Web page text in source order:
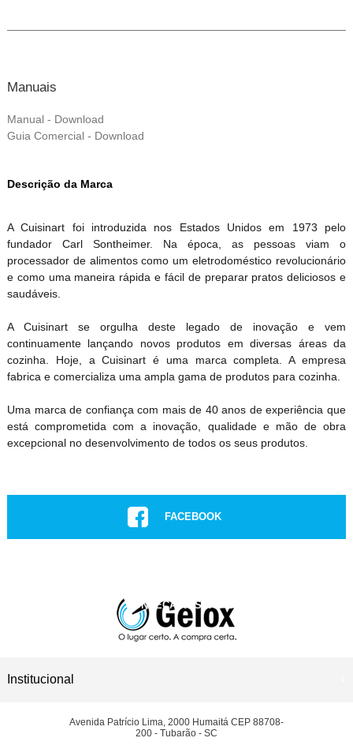
Manuais
Manual - Download
Guia Comercial - Download
Descrição da Marca
A Cuisinart foi introduzida nos Estados Unidos em 1973 pelo
fundador Carl Sontheimer. Na época, as pessoas viam o
processador de alimentos como um eletrodoméstico revolucionário
e como uma maneira rápida e fácil de preparar pratos deliciosos e
saudáveis.
A Cuisinart se orgulha deste legado de inovação e vem
continuamente lançando novos produtos em diversas áreas da
cozinha. Hoje, a Cuisinart é uma marca completa. A empresa
fabrica e comercializa uma ampla gama de produtos para cozinha.
Uma marca de confiança com mais de 40 anos de experiência que
está comprometida com a inovação, qualidade e mão de obra
excepcional no desenvolvimento de todos os seus produtos.
FACEBOOK
CONHEÇA NOSSAS LOJAS
Institucional
Avenida Patrício Lima, 2000 Humaitá CEP 88708-
200 - Tubarão - SC